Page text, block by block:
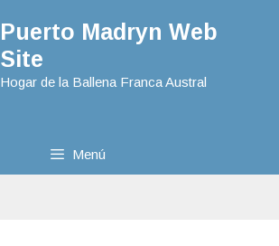
Puerto Madryn Web
Site
Hogar de la Ballena Franca Austral
Menú